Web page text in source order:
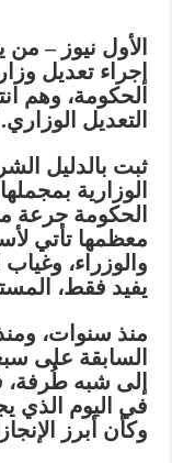
الأول نيوز –
إجراء تعديل
الحكومة، وهم
التعديل الوزاري.
ثبت بالدليل
الوزارية
الحكومة جرعة
معظمها تأتي
والوزراء، وغياب
يفيد فقط،
منذ سنوات،
السابقة على
إلى شبه طُرفة،
في اليوم الذي
وكأن أبرز